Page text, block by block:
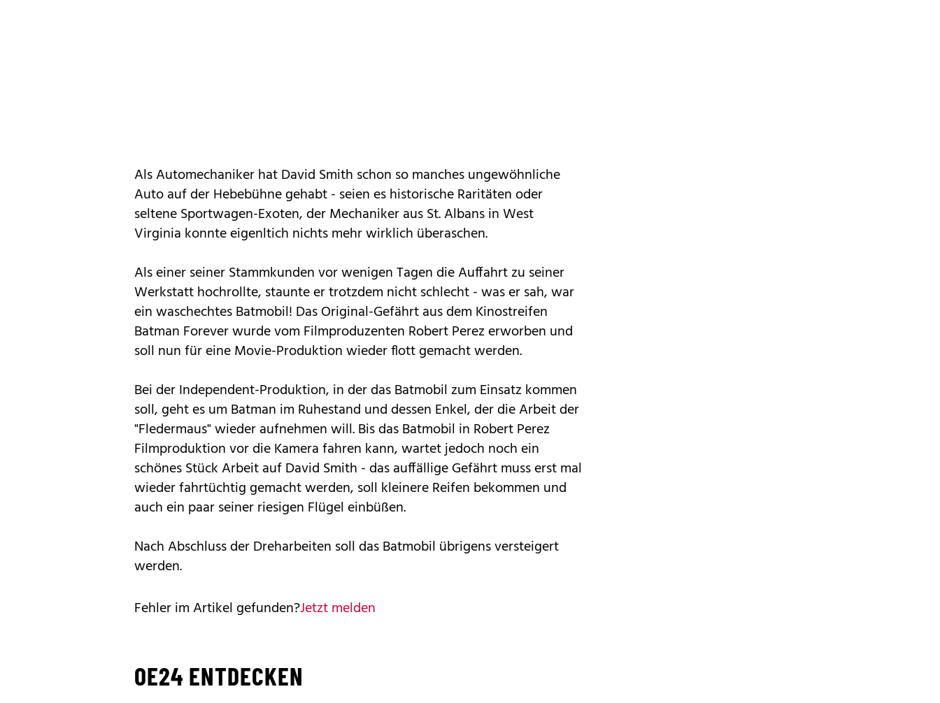
Als Automechaniker hat David Smith schon so manches ungewöhnliche
Auto auf der Hebebühne gehabt - seien es historische Raritäten oder
seltene Sportwagen-Exoten, der Mechaniker aus St. Albans in West
Virginia konnte eigenltich nichts mehr wirklich überaschen.
Als einer seiner Stammkunden vor wenigen Tagen die Auffahrt zu seiner
Werkstatt hochrollte, staunte er trotzdem nicht schlecht - was er sah, war
ein waschechtes Batmobil! Das Original-Gefährt aus dem Kinostreifen
Batman Forever wurde vom Filmproduzenten Robert Perez erworben und
soll nun für eine Movie-Produktion wieder flott gemacht werden.
Bei der Independent-Produktion, in der das Batmobil zum Einsatz kommen
soll, geht es um Batman im Ruhestand und dessen Enkel, der die Arbeit der
"Fledermaus" wieder aufnehmen will. Bis das Batmobil in Robert Perez
Filmproduktion vor die Kamera fahren kann, wartet jedoch noch ein
schönes Stück Arbeit auf David Smith - das auffällige Gefährt muss erst mal
wieder fahrtüchtig gemacht werden, soll kleinere Reifen bekommen und
auch ein paar seiner riesigen Flügel einbüßen.
Nach Abschluss der Dreharbeiten soll das Batmobil übrigens versteigert
werden.
Fehler im Artikel gefunden?Jetzt melden
OE24 ENTDECKEN